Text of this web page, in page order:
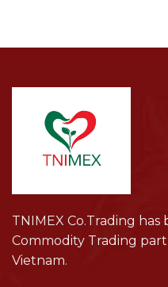
TNIMEX Co.Trading
Commodity Trading
Vietnam.